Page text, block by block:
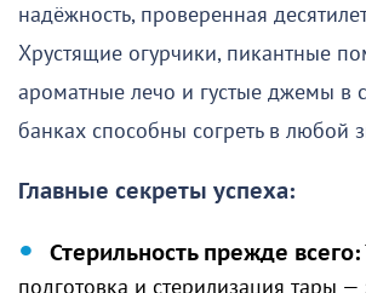
надёжность, проверенная
Хрустящие огурчики, пикантные
ароматные лечо и густые джемы в
банках способны согреть в любой
Главные секреты успеха:
Стерильность прежде всего:
подготовка и стерилизация тары —